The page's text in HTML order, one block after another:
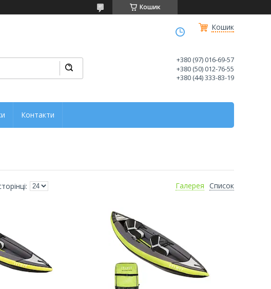
Кошик
Кошик
+380 (97) 016-69-57
+380 (50) 012-76-55
+380 (44) 333-83-19
Контакти
Галерея Список